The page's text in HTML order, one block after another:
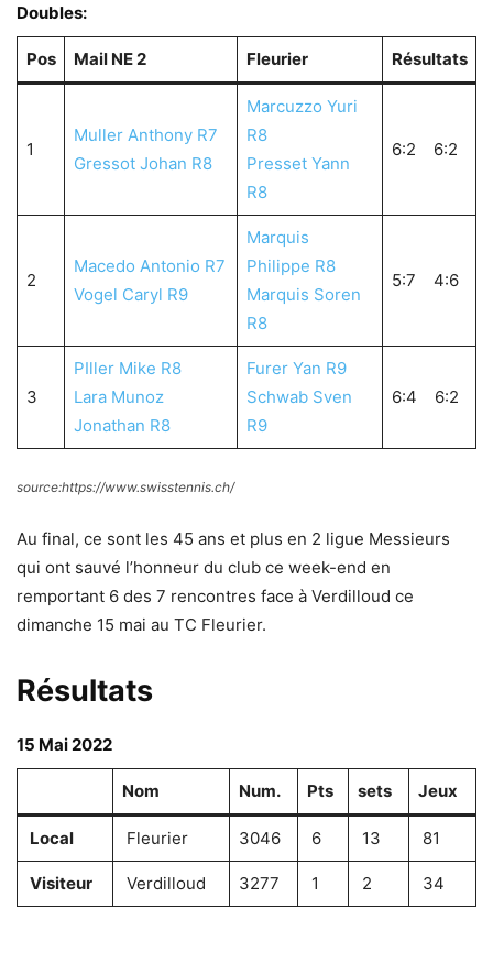
Doubles:
Pos Mail NE 2 Fleurier Résultats
1
Muller Anthony R7
Gressot Johan R8
Marcuzzo Yuri
R8
Presset Yann
R8
6:2 6:2
2
Macedo Antonio R7
Vogel Caryl R9
Marquis
Philippe R8
Marquis Soren
R8
5:7 4:6
3
PIller Mike R8
Lara Munoz
Jonathan R8
Furer Yan R9
Schwab Sven
R9
6:4 6:2
source:https://www.swisstennis.ch/
Au final, ce sont les 45 ans et plus en 2 ligue Messieurs
qui ont sauvé l’honneur du club ce week-end en
remportant 6 des 7 rencontres face à Verdilloud ce
dimanche 15 mai au TC Fleurier.
Résultats
15 Mai 2022
Nom Num. Pts sets Jeux
Local Fleurier 3046 6 13 81
Visiteur Verdilloud 3277 1 2 34